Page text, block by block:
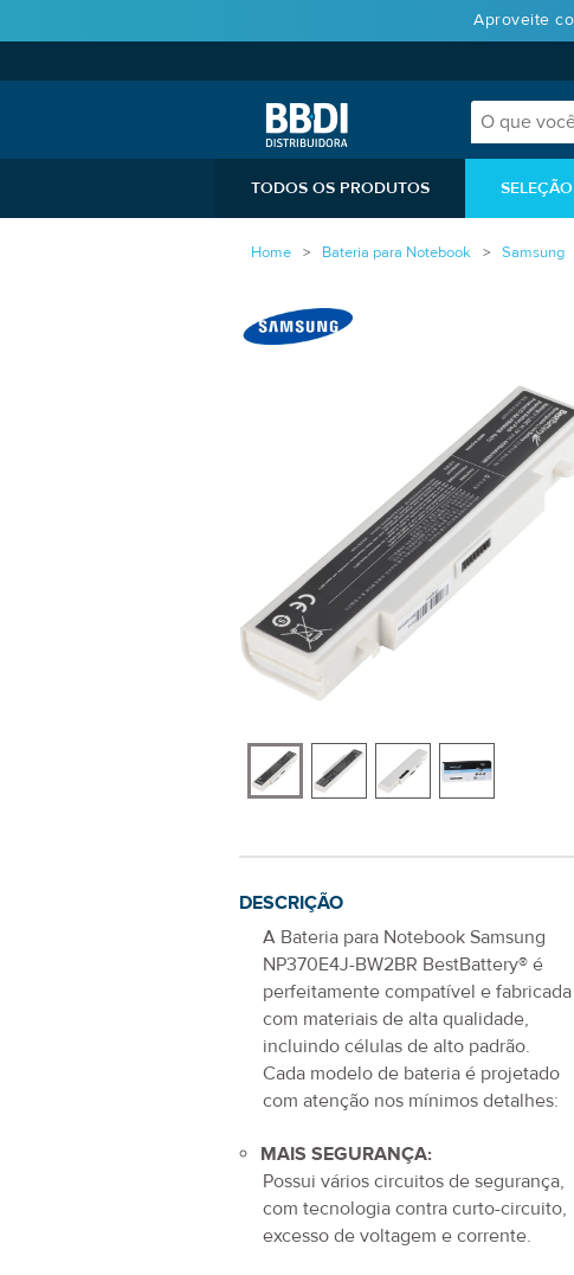
Aproveite
TODOS OS PRODUTOS
Home Bateria para Notebook Samsung
DESCRIÇÃO
ABateria para Notebook Samsung
NP370E4J-BW2BRBestBattery® é
perfeitamente compatível e fabricada
com materiais de alta qualidade,
incluindo células de alto padrão.
com atenção nos mínimos detalhes:
MAIS SEGURANÇA:
Possui vários circuitos de segurança,